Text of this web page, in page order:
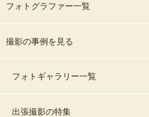
フォトグラファー一覧
撮影の事例を見る
フォトギャラリー一覧
出張撮影の特集